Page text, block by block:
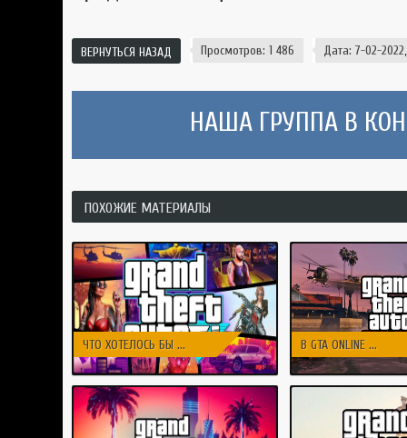
ВЕРНУТЬСЯ НАЗАД Просмотров: 1 486 Дата: 7-02-
НАША ГРУППА В
ПОХОЖИЕ МАТЕРИАЛЫ
ЧТО ХОТЕЛОСЬ БЫ ... В GTA ONLINE ...